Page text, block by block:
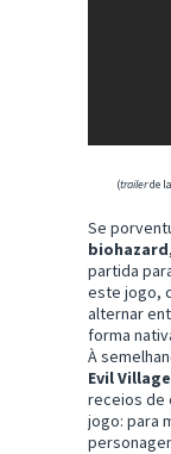
(trailerde
Se
biohazard
partida
este jogo,
alternar
forma
À
Evil Village
receios de
jogo: para